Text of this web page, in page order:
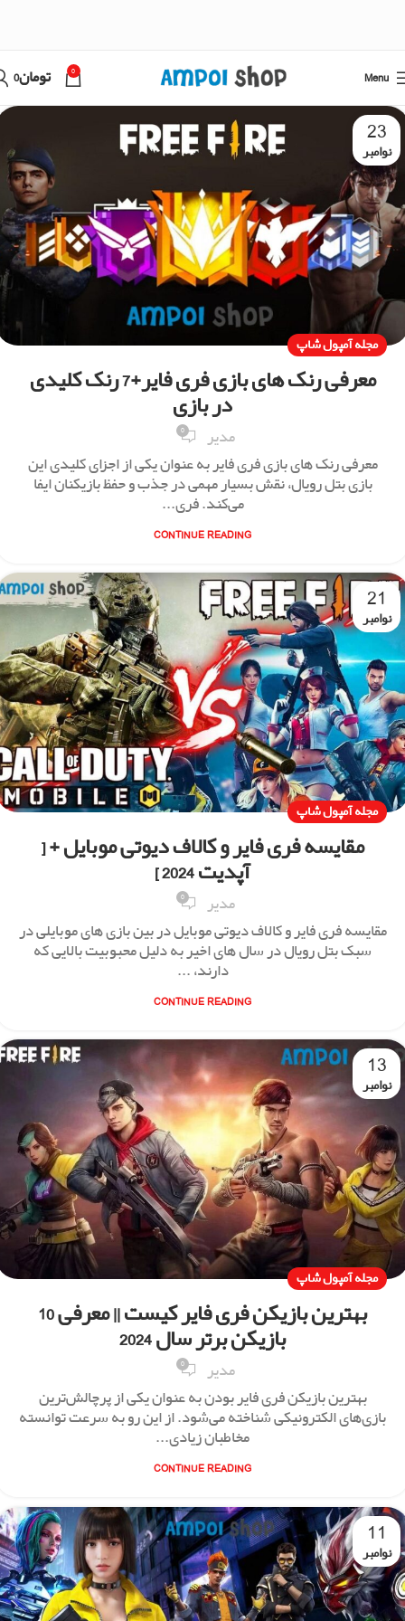
Menu
0 تومان0
23
نوامبر
مجله آمپول شاپ
معرفی رنک‌ های بازی فری فایر+7 رنک کلیدی
در بازی
مدیر 0
معرفی رنک‌ های بازی فری فایر به عنوان یکی از اجزای کلیدی این
بازی بتل رویال، نقش بسیار مهمی در جذب و حفظ بازیکنان ایفا
می‌کند. فری...
CONTINUE READING
21
نوامبر
مجله آمپول شاپ
مقایسه فری فایر و کالاف دیوتی موبایل + [
آپدیت 2024 ]
مدیر 0
مقایسه فری فایر و کالاف دیوتی موبایل در بین بازی ‌های موبایلی در
سبک بتل‌ رویال در سال‌ های اخیر به دلیل محبوبیت بالایی که
دارند، ...
CONTINUE READING
13
نوامبر
مجله آمپول شاپ
بهترین بازیکن فری فایر کیست || معرفی 10
بازیکن برتر سال 2024
مدیر 0
بهترین بازیکن فری فایر بودن به عنوان یکی از پرچالش‌ترین
بازی‌های الکترونیکی شناخته می‌شود. از این رو به سرعت توانسته
مخاطبان زیادی...
CONTINUE READING
11
نوامبر